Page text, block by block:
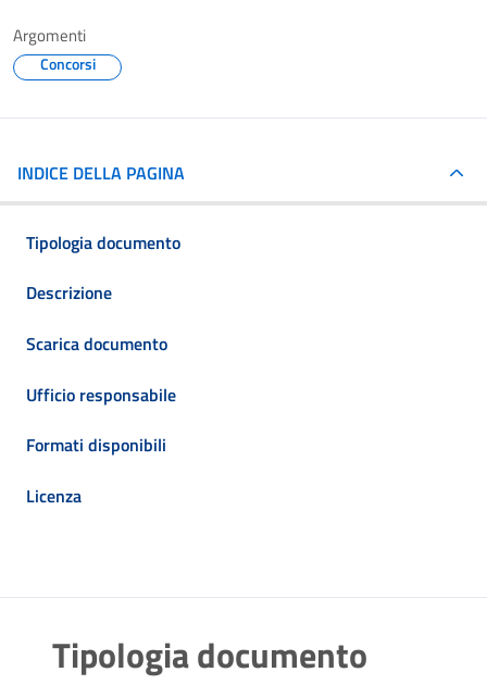
Argomenti
Concorsi
INDICE DELLA PAGINA
Tipologia documento
Descrizione
Scarica documento
Ufficio responsabile
Formati disponibili
Licenza
Tipologia documento